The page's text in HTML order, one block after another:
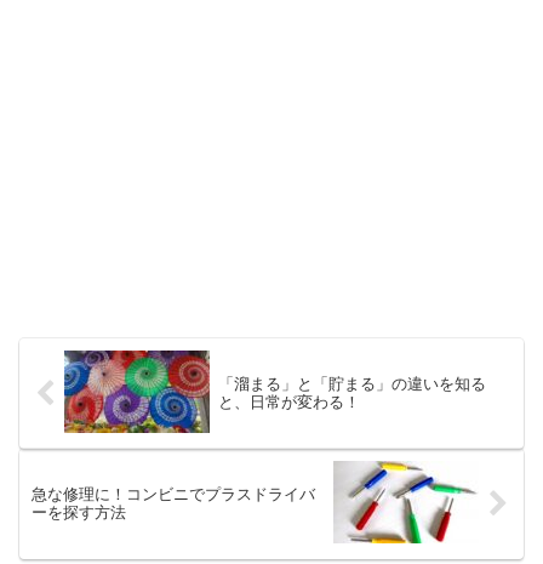
「溜まる」と「貯まる」の違いを知る
と、日常が変わる！
急な修理に！コンビニでプラスドライバ
ーを探す方法